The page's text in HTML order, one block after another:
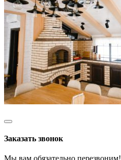
Заказать звонок